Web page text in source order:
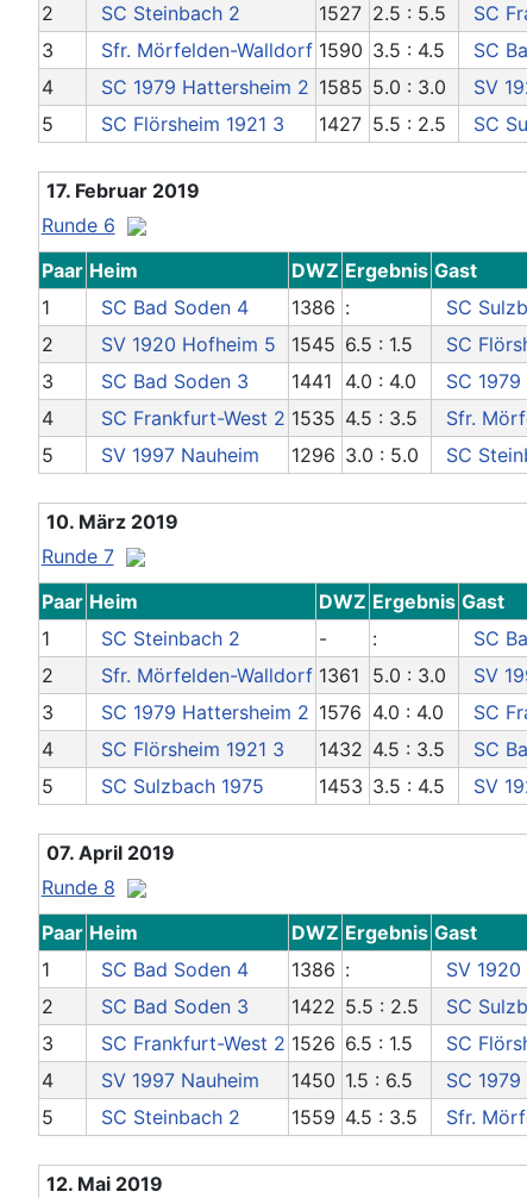
2
SC Steinbach 2 1527 2.5 : 5.5 SC
3
Sfr. Mörfelden-Walldorf 1590 3.5 : 4.5 SC
4
SC 1979 Hattersheim 2 1585 5.0 : 3.0 SV
5
SC Flörsheim 1921 3 1427 5.5 : 2.5 SC
17. Februar 2019
Runde 6
Paar Heim DWZ Ergebnis Gast
1
SC Bad Soden 4 1386 : SC
2
SV 1920 Hofheim 5 1545 6.5 : 1.5 SC
3
SC Bad Soden 3 1441 4.0 : 4.0 SC
4
SC Frankfurt-West 2 1535 4.5 : 3.5 Sfr.
5
SV 1997 Nauheim 1296 3.0 : 5.0 SC
10. März 2019
Runde 7
Paar Heim DWZ Ergebnis Gast
1
SC Steinbach 2 - : SC
2
Sfr. Mörfelden-Walldorf 1361 5.0 : 3.0 SV
3
SC 1979 Hattersheim 2 1576 4.0 : 4.0 SC
4
SC Flörsheim 1921 3 1432 4.5 : 3.5 SC
5
SC Sulzbach 1975 1453 3.5 : 4.5 SV
07. April 2019
Runde 8
Paar Heim DWZ Ergebnis Gast
1
SC Bad Soden 4 1386 : SV
2
SC Bad Soden 3 1422 5.5 : 2.5 SC
3
SC Frankfurt-West 2 1526 6.5 : 1.5 SC
4
SV 1997 Nauheim 1450 1.5 : 6.5 SC
5
SC Steinbach 2 1559 4.5 : 3.5 Sfr.
12. Mai 2019